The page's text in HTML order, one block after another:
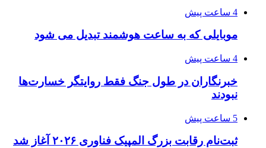
4 ساعت پیش
موبایلی که به ساعت هوشمند تبدیل می شود
4 ساعت پیش
خبرنگاران در طول جنگ فقط روایتگر خسارت‌ها
نبودند
5 ساعت پیش
ثبت‌نام رقابت بزرگ المپیک فناوری ۲۰۲۶ آغاز شد